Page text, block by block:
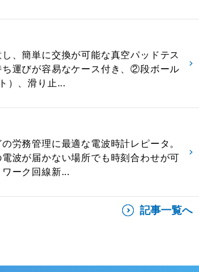
、簡単に交換が可能な真空パッドテス
運びが容易なケース付き、②段ボール
）、滑り止...
労務管理に最適な電波時計レピータ。
波が届かない場所でも時刻合わせが可
ーク回線新...
記事一覧へ